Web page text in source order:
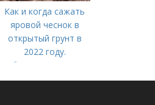
Как и когда сажать
яровой чеснок в
открытый грунт в
2022 году.
Добавление статьи в
новую подборку